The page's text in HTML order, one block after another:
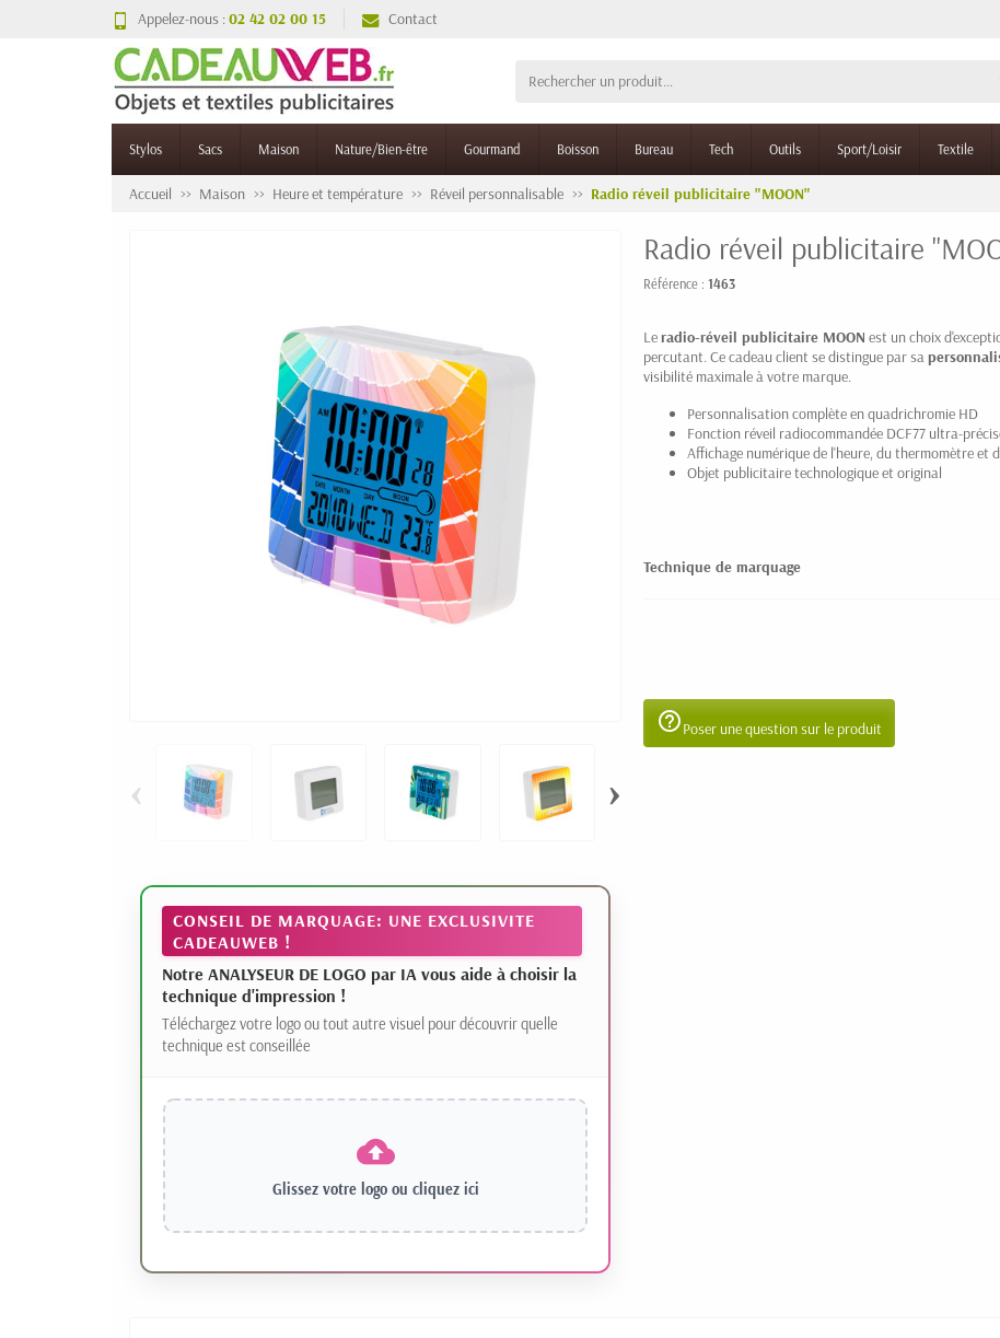
Appelez-nous :02 42 02 00 15 Contact
Stylos Sacs Maison Nature/Bien-être Gourmand Boisson Bureau Tech Outils Sport/Loisir Textile
Accueil Maison Heure et température Réveil personnalisable Radio réveil publicitaire "MOON"
‹ ›
CONSEIL DE MARQUAGE: UNE EXCLUSIVITE
CADEAUWEB !
Notre ANALYSEUR DE LOGO par IA vous aide à choisir la
technique d'impression !
Téléchargez votre logo ou tout autre visuel pour découvrir quelle
technique est conseillée
Glissez votre logo ou cliquez ici
Radio réveil publicitaire
Référence : 1463
Leradio-réveil publicitaire MOON est un choix
percutant. Ce cadeau client se distingue par sa
visibilité maximale à votre marque.
Personnalisation complète en quadrichromie HD
Fonction réveil radiocommandée DCF77 ultra-
Affichage numérique de l'heure, du thermomètre et
Objet publicitaire technologique et original
Technique de marquage
help_outlinePoser une question sur le produit